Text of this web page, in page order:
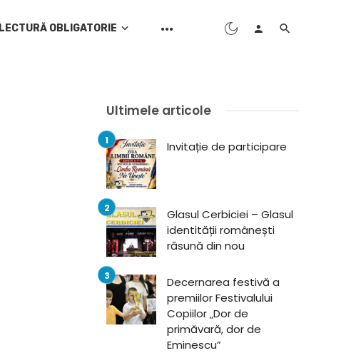
LECTURĂ OBLIGATORIE
Ultimele articole
Invitație de participare
Glasul Cerbiciei – Glasul
identității românești
răsună din nou
Decernarea festivă a
premiilor Festivalului
Copiilor „Dor de
primăvară, dor de
Eminescu”